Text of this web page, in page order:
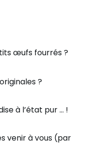
œufs fourrés ?
?
à l’état pur … !
venir à vous (par